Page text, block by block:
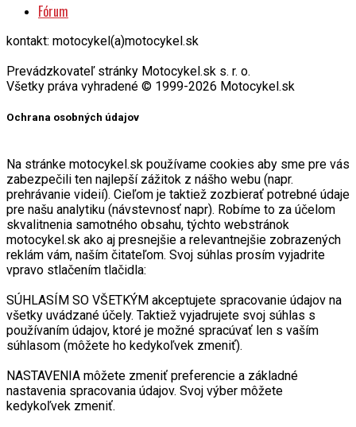
Fórum
kontakt: motocykel(a)motocykel.sk
Prevádzkovateľ stránky Motocykel.sk s. r. o.
Všetky práva vyhradené © 1999-2026 Motocykel.sk
Ochrana osobných údajov
Na stránke motocykel.sk používame cookies aby sme pre vás
zabezpečili ten najlepší zážitok z nášho webu (napr.
prehrávanie videií). Cieľom je taktiež zozbierať potrebné údaje
pre našu analytiku (návstevnosť napr). Robíme to za účelom
skvalitnenia samotného obsahu, týchto webstránok
motocykel.sk ako aj presnejšie a relevantnejšie zobrazených
reklám vám, naším čitateľom. Svoj súhlas prosím vyjadrite
vpravo stlačením tlačidla:
SÚHLASÍM SO VŠETKÝM akceptujete spracovanie údajov na
všetky uvádzané účely. Taktiež vyjadrujete svoj súhlas s
používaním údajov, ktoré je možné spracúvať len s vaším
súhlasom (môžete ho kedykoľvek zmeniť).
NASTAVENIA môžete zmeniť preferencie a základné
nastavenia spracovania údajov. Svoj výber môžete
kedykoľvek zmeniť.